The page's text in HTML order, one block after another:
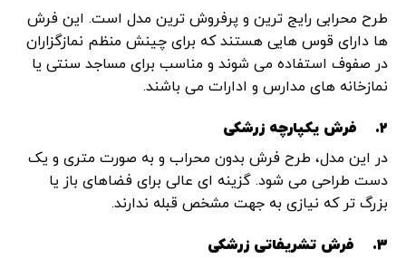
طرح محرابی رایج ‌ترین و پرفروش‌ ترین مدل است. این فرش‌
ها دارای قوس‌ هایی هستند که برای چینش منظم نمازگزاران
در صفوف استفاده می ‌شوند و مناسب برای مساجد سنتی یا
نمازخانه ‌های مدارس و ادارات می باشند.
2.
فرش یکپارچه زرشکی
در این مدل، طرح فرش بدون محراب و به ‌صورت متری و یک‌
دست طراحی می ‌شود. گزینه ‌ای عالی برای فضاهای باز یا
بزرگ‌ تر که نیازی به جهت مشخص قبله ندارند.
3.
فرش تشریفاتی زرشکی